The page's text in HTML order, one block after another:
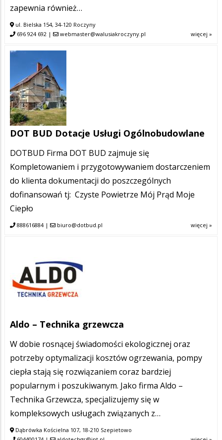
zapewnia również…
ul. Bielska 154, 34-120 Roczyny
696 924 692 | webmaster@walusiakroczyny.pl więcej »
DOT BUD Dotacje Usługi Ogólnobudowlane
DOTBUD Firma DOT BUD zajmuje się
Kompletowaniem i przygotowywaniem dostarczeniem
do klienta dokumentacji do poszczególnych
dofinansowań tj: Czyste Powietrze Mój Prąd Moje
Ciepło
888616884| biuro@dotbud.pl więcej »
Aldo – Technika grzewcza
W dobie rosnącej świadomości ekologicznej oraz
potrzeby optymalizacji kosztów ogrzewania, pompy
ciepła stają się rozwiązaniem coraz bardziej
popularnym i poszukiwanym. Jako firma Aldo –
Technika Grzewcza, specjalizujemy się w
kompleksowych usługach związanych z…
Dąbrówka Kościelna 107, 18-210 Szepietowo